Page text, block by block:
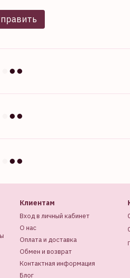
Клиентам
Вход в личный кабинет
О нас
Оплата и доставка
Обмен и возврат
Контактная информация
Блог